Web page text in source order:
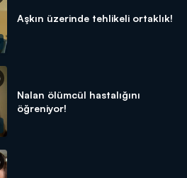
Aşkın üzerinde tehlikeli ortaklık!
Nalan ölümcül hastalığını
öğreniyor!